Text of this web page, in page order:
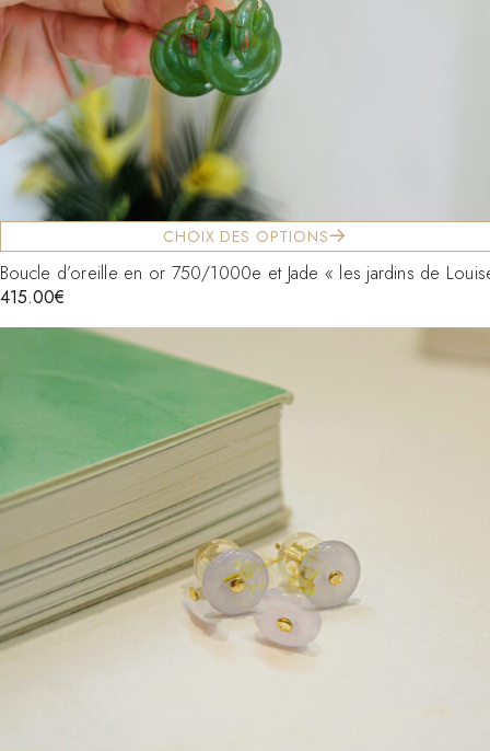
CHOIX DES OPTIONS
Boucle d’oreille en or 750/1000e et Jade « les jardins de
415.00€